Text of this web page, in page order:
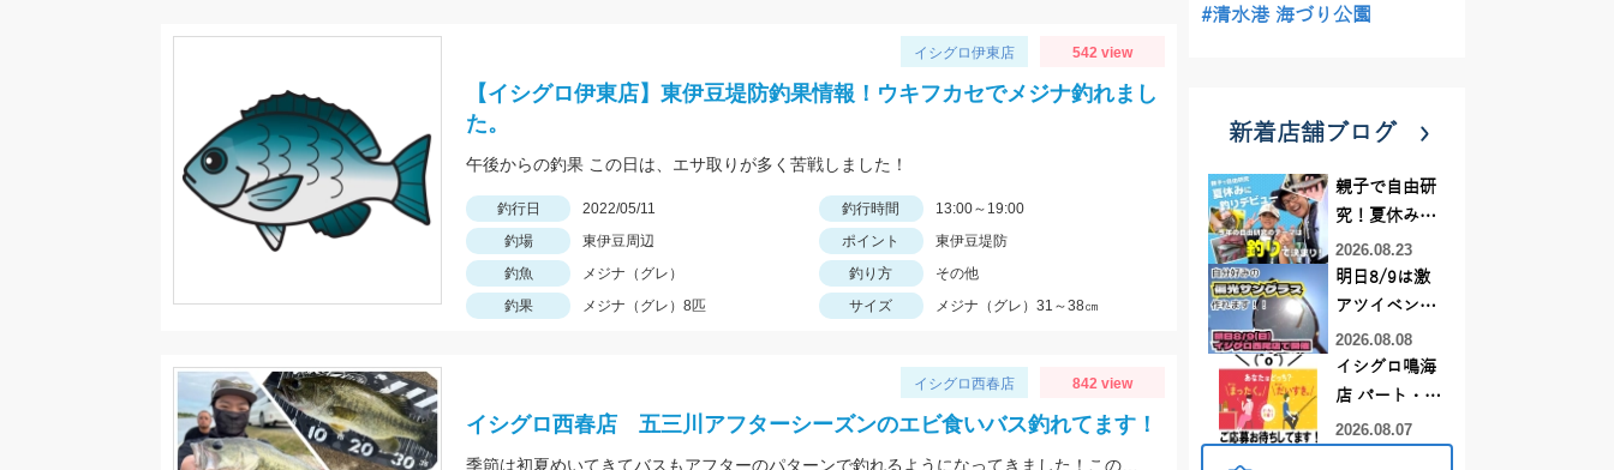
イシグロ伊東店 542 view
【イシグロ伊東店】東伊豆堤防釣果情報！ウキフカセでメジナ釣れまし
た。
午後からの釣果 この日は、エサ取りが多く苦戦しました！
釣行日 2022/05/11 釣行時間
13:00～19:00
釣場
東伊豆周辺 ポイント
東伊豆堤防
釣魚
メジナ（グレ） 釣り方
その他
釣果
メジナ（グレ）8匹 サイズ メジナ（グレ）31～38㎝
イシグロ西春店 842 view
イシグロ西春店 五三川アフターシーズンのエビ食いバス釣れてます！
#清水港 海づり公園
新着店舗ブログ
親子で自由研
究！夏休みに
釣りデビュー
2026.08.23
明日8/9は激
アツイベント
日！！！～オ
ーダー偏光グ
ラス受注会～
2026.08.08
イシグロ鳴海
店 パート・ア
ルバイトスタ
2026.08.07